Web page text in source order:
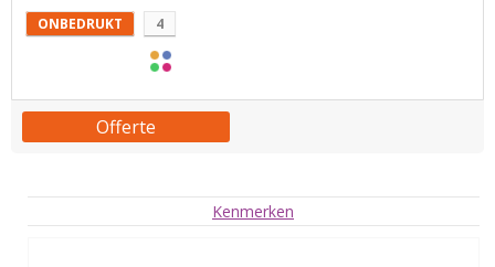
ONBEDRUKT 4
Offerte
Kenmerken